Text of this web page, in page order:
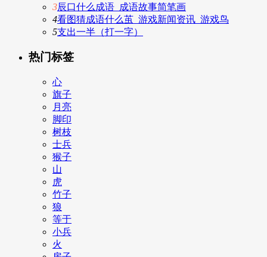
3辰口什么成语_成语故事简笔画
4看图猜成语什么茧_游戏新闻资讯_游戏鸟
5支出一半（打一字）
热门标签
心
旗子
月亮
脚印
树枝
士兵
猴子
山
虎
竹子
狼
等于
小兵
火